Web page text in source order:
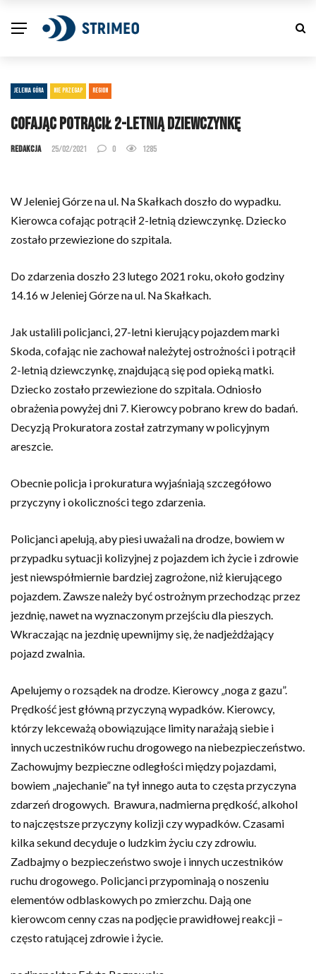
JELENIA GÓRA NIE PRZEGAP REGION
Cofając potrącił 2-letnią dziewczynkę
Redakcja 25/02/2021 0 1285
W Jeleniej Górze na ul. Na Skałkach doszło do wypadku.
Kierowca cofając potrącił 2-letnią dziewczynkę. Dziecko
zostało przewiezione do szpitala.
Do zdarzenia doszło 23 lutego 2021 roku, około godziny
14.16 w Jeleniej Górze na ul. Na Skałkach.
Jak ustalili policjanci, 27-letni kierujący pojazdem marki
Skoda, cofając nie zachował należytej ostrożności i potrącił
2-letnią dziewczynkę, znajdującą się pod opieką matki.
Dziecko zostało przewiezione do szpitala. Odniosło
obrażenia powyżej dni 7. Kierowcy pobrano krew do badań.
Decyzją Prokuratora został zatrzymany w policyjnym
areszcie.
Obecnie policja i prokuratura wyjaśniają szczegółowo
przyczyny i okoliczności tego zdarzenia.
Policjanci apelują, aby piesi uważali na drodze, bowiem w
przypadku sytuacji kolizyjnej z pojazdem ich życie i zdrowie
jest niewspółmiernie bardziej zagrożone, niż kierującego
pojazdem. Zawsze należy być ostrożnym przechodząc przez
jezdnię, nawet na wyznaczonym przejściu dla pieszych.
Wkraczając na jezdnię upewnijmy się, że nadjeżdżający
pojazd zwalnia.
Apelujemy o rozsądek na drodze. Kierowcy „noga z gazu”.
Prędkość jest główną przyczyną wypadków. Kierowcy,
którzy lekceważą obowiązujące limity narażają siebie i
innych uczestników ruchu drogowego na niebezpieczeństwo.
Zachowujmy bezpieczne odległości między pojazdami,
bowiem „najechanie” na tył innego auta to częsta przyczyna
zdarzeń drogowych. Brawura, nadmierna prędkość, alkohol
to najczęstsze przyczyny kolizji czy wypadków. Czasami
kilka sekund decyduje o ludzkim życiu czy zdrowiu.
Zadbajmy o bezpieczeństwo swoje i innych uczestników
ruchu drogowego. Policjanci przypominają o noszeniu
elementów odblaskowych po zmierzchu. Dają one
kierowcom cenny czas na podjęcie prawidłowej reakcji –
często ratującej zdrowie i życie.